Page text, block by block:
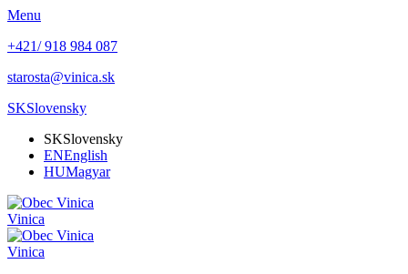
Menu
+421/ 918 984 087
starosta@vinica.sk
SKSlovensky
SKSlovensky
ENEnglish
HUMagyar
Vinica
Vinica